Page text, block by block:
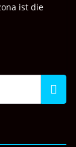
ist die